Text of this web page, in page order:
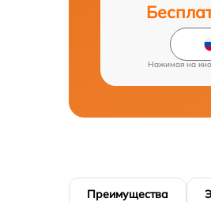
Нажимая на
Преимущества